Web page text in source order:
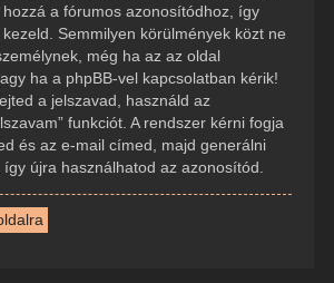
a fórumos azonosítódhoz, így
Semmilyen körülmények közt ne
még ha az az oldal
ha a phpBB-vel kapcsolatban kérik!
a jelszavad, használd az
funkciót. A rendszer kérni fogja
és az e-mail címed, majd generálni
újra használhatod az azonosítód.